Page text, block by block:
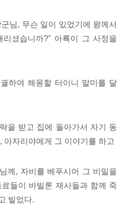
님, 무슨 일이 있었기에 왕께서
리셨습니까?" 아룍이 그 사정을
하여 해몽할 터이니 말미를 달
을 받고 집에 돌아가서 자기 동
아자리야에게 그 이야기를 하고
께, 자비를 베푸시어 그 비밀을
들이 바빌론 재사들과 함께 죽
빌었다.